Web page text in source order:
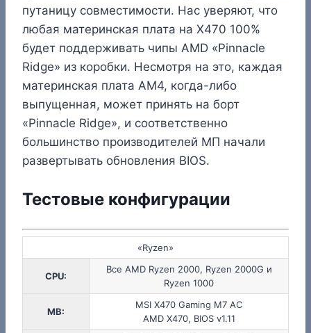
путаницу совместимости. Нас уверяют, что
любая материнская плата на X470 100%
будет поддерживать чипы AMD «Pinnacle
Ridge» из коробки. Несмотря на это, каждая
материнская плата AM4, когда-либо
выпущенная, может принять на борт
«Pinnacle Ridge», и соответственно
большинство производителей МП начали
развертывать обновления BIOS.
Тестовые конфигурации
«Ryzen»
CPU:
Все AMD Ryzen 2000, Ryzen 2000G и
Ryzen 1000
MB:
MSI X470 Gaming M7 AC
AMD X470, BIOS v1.11